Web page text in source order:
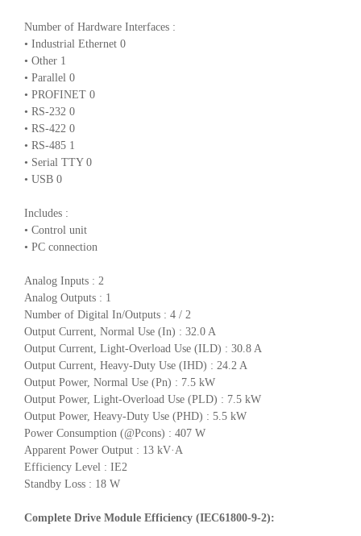
Number of Hardware Interfaces :
• Industrial Ethernet 0
• Other 1
• Parallel 0
• PROFINET 0
• RS-232 0
• RS-422 0
• RS-485 1
• Serial TTY 0
• USB 0
Includes :
• Control unit
• PC connection
Analog Inputs : 2
Analog Outputs : 1
Number of Digital In/Outputs : 4 / 2
Output Current, Normal Use (In) : 32.0 A
Output Current, Light-Overload Use (ILD) : 30.8 A
Output Current, Heavy-Duty Use (IHD) : 24.2 A
Output Power, Normal Use (Pn) : 7.5 kW
Output Power, Light-Overload Use (PLD) : 7.5 kW
Output Power, Heavy-Duty Use (PHD) : 5.5 kW
Power Consumption (@Pcons) : 407 W
Apparent Power Output : 13 kV·A
Efficiency Level : IE2
Standby Loss : 18 W
Complete Drive Module Efficiency (IEC61800-9-2):